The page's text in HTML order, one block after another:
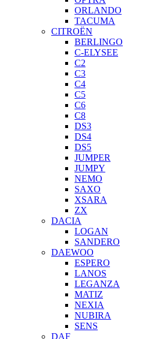
ORLANDO
TACUMA
CITROËN
BERLINGO
C-ELYSEE
C2
C3
C4
C5
C6
C8
DS3
DS4
DS5
JUMPER
JUMPY
NEMO
SAXO
XSARA
ZX
DACIA
LOGAN
SANDERO
DAEWOO
ESPERO
LANOS
LEGANZA
MATIZ
NEXIA
NUBIRA
SENS
DAF